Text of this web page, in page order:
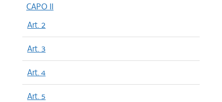
CAPO II
Art. 2
Art. 3
Art. 4
Art. 5